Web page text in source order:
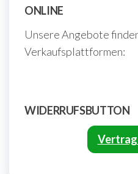
ONLINE
Unsere Angebote
Verkaufsplattformen:
WIDERRUFSBUTTON